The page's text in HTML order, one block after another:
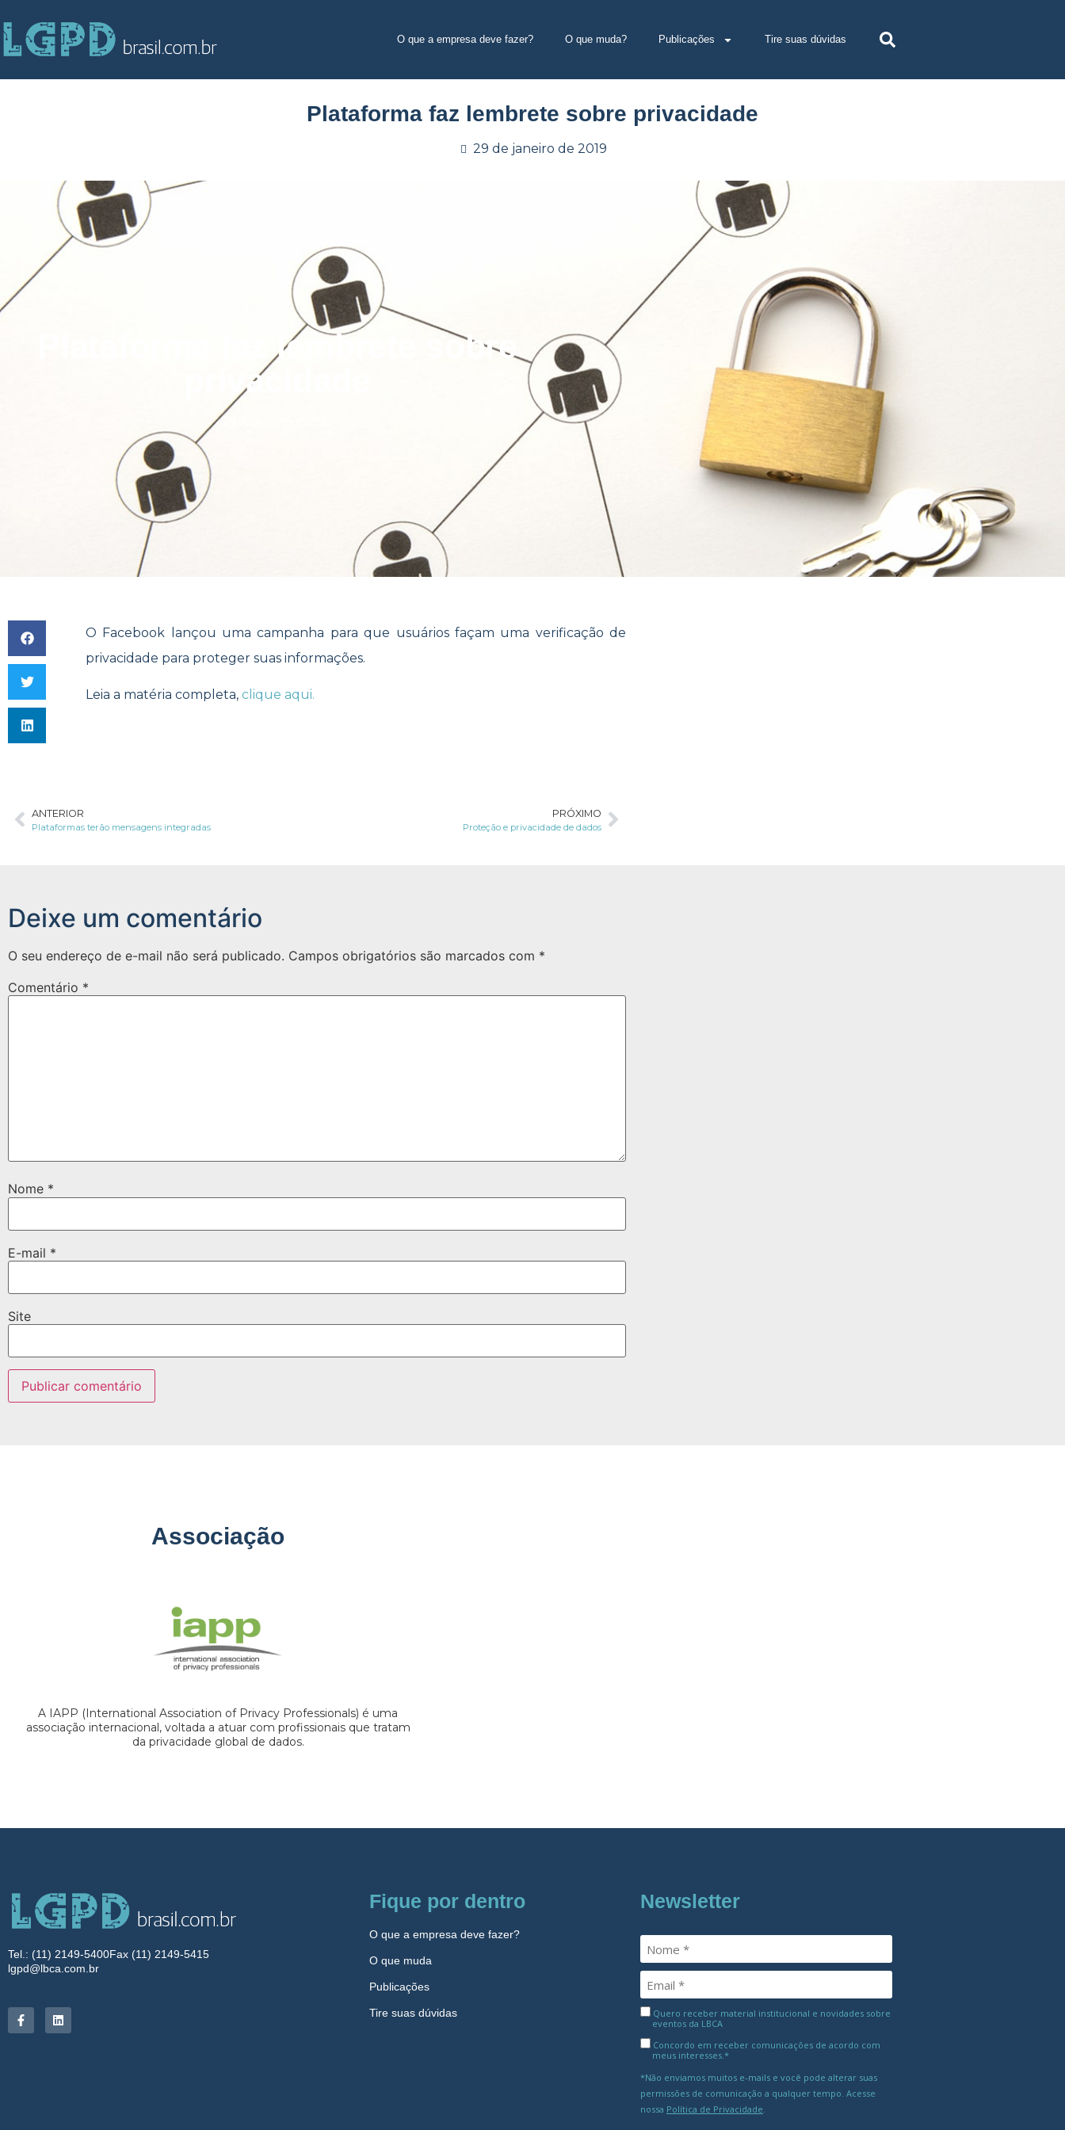
O que a empresa deve fazer? O que muda? Publicações Tire suas dúvidas
Plataforma faz lembrete sobre privacidade
29 de janeiro de 2019
Plataforma faz lembrete sobre
privacidade
29 de janeiro de 2019
O Facebook lançou uma campanha para que usuários façam uma verificação de
privacidade para proteger suas informações.
Leia a matéria completa, clique aqui.
ANTERIOR
Plataformas terão mensagens integradas
PRÓXIMO
Proteção e privacidade de dados
Deixe um comentário
O seu endereço de e-mail não será publicado. Campos obrigatórios são marcados com *
Comentário *
Nome *
E-mail *
Site
Associação
A IAPP (International Association of Privacy Professionals) é uma
associação internacional, voltada a atuar com profissionais que tratam
da privacidade global de dados.
Tel.: (11) 2149-5400Fax (11) 2149-5415
lgpd@lbca.com.br
Fique por dentro
O que a empresa deve fazer?
O que muda
Publicações
Tire suas dúvidas
Newsletter
Quero receber material institucional e novidades sobre
eventos da LBCA
Concordo em receber comunicações de acordo com
meus interesses.*
*Não enviamos muitos e-mails e você pode alterar suas
permissões de comunicação a qualquer tempo. Acesse
nossa Política de Privacidade.